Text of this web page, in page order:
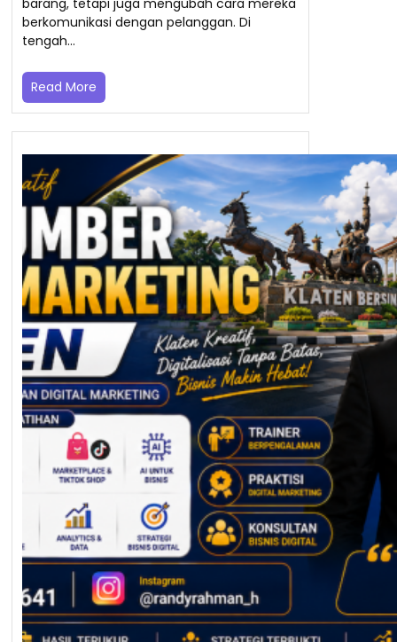
barang, tetapi juga mengubah cara mereka
berkomunikasi dengan pelanggan. Di
tengah…
Read More